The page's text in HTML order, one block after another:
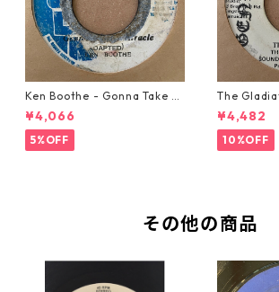
Ken Boothe - Gonna Take A
Miracle【7-21362】
¥4,066
5%OFF
The
【7-21365】
¥4,482
10%OFF
その他の商品